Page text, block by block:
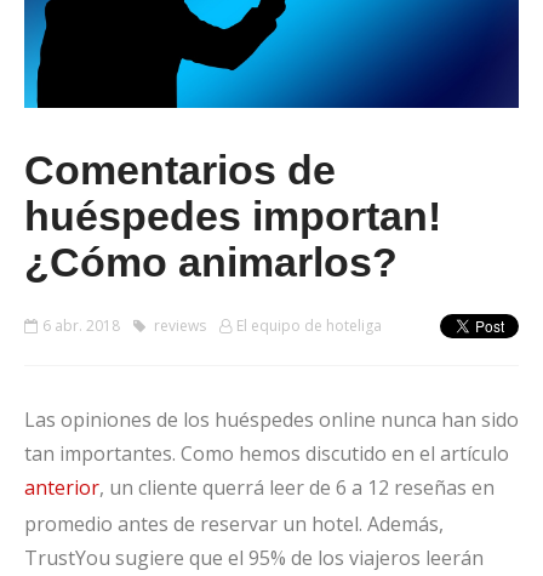
Comentarios de
huéspedes importan!
¿Cómo animarlos?
6 abr. 2018 reviews El equipo de hoteliga
Las opiniones de los huéspedes online nunca han sido
tan importantes. Como hemos discutido en el artículo
anterior, un cliente querrá leer de 6 a 12 reseñas en
promedio antes de reservar un hotel. Además,
TrustYou sugiere que el 95% de los viajeros leerán